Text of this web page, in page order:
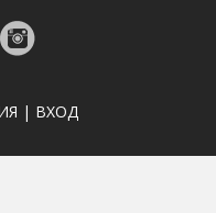
| ВХОД